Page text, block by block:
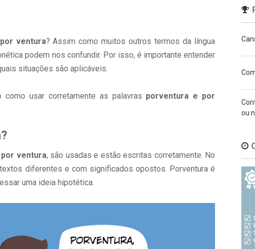
ventura? Assim como muitos outros termos da língua
podem nos confundir. Por isso, é importante entender
situações são aplicáveis.
usar corretamente as palavras porventura e por
ventura, são usadas e estão escritas corretamente. No
diferentes e com significados opostos. Porventura é
uma ideia hipotética.
ou